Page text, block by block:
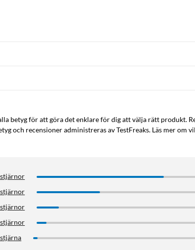
betyg för att göra det enklare för dig att välja rätt produkt.
och recensioner administreras av TestFreaks. Läs mer om